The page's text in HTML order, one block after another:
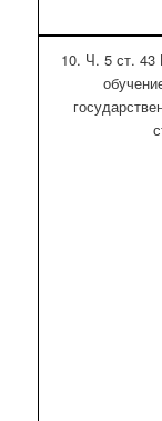
10. Ч. 5 ст. 43